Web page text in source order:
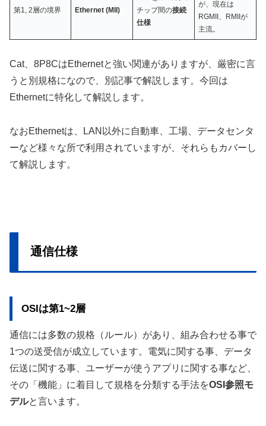
第1, 2層の境界 Ethernet (MII)
チップ間の接続
仕様
が、現在は
RGMII、RMIIが
主流。
Cat、8P8CはEthernetと強い関連がありますが、厳密に言
うと別規格になので、別記事で解説します。今回は
Ethernetに特化して解説します。
なおEthernetは、LAN以外に自動車、工場、データセンタ
ーなど様々な所で利用されていますが、それらもカバーし
て解説します。
通信仕様
OSIは第1~2層
通信には多数の規格（ルール）があり、組み合わせる事で
1つの送受信が成立しています。電気に関する事、データ
伝送に関する事、ユーザーが使うアプリに関する事など、
その「機能」に着目して規格を分類する手法をOSI参照モ
デルと言います。